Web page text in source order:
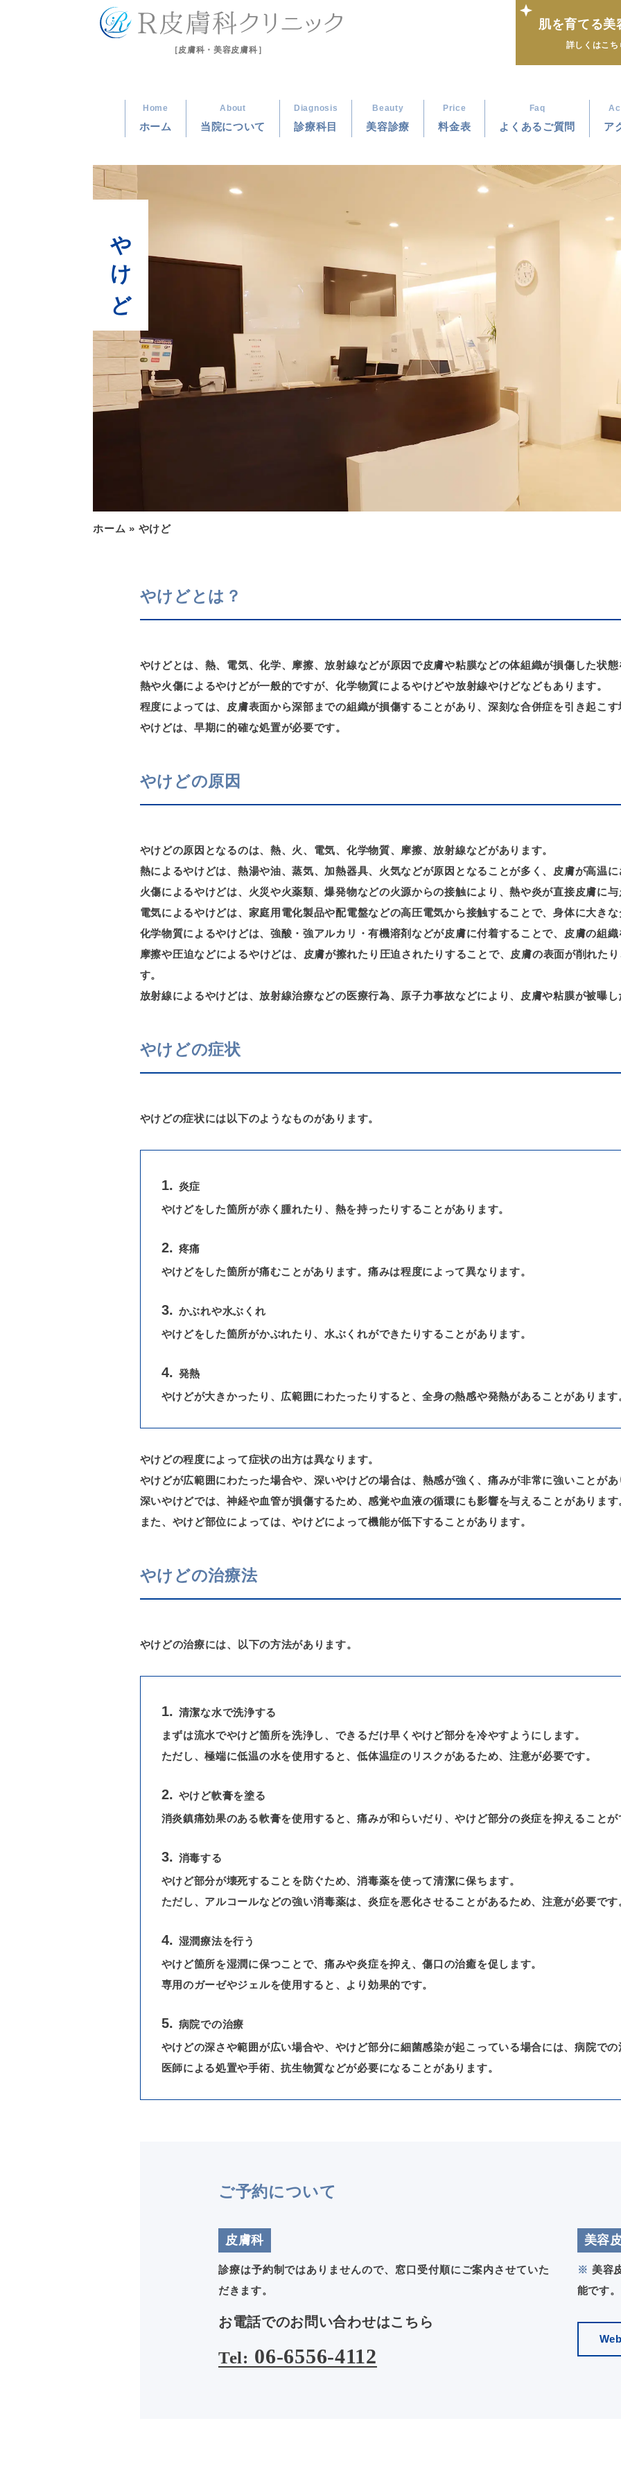
［皮膚科・美容皮膚科］
肌を育てる美
詳しくはこち
Home
ホーム
About
当院について
Diagnosis
診療科目
Beauty
美容診療
Price
料金表
Faq
よくあるご質問 ア
やけど
ホーム » やけど
やけどとは？
やけどとは、熱、電気、化学、摩擦、放射線などが原因で皮膚や粘膜などの体組織が損傷した状態
熱や火傷によるやけどが一般的ですが、化学物質によるやけどや放射線やけどなどもあります。
程度によっては、皮膚表面から深部までの組織が損傷することがあり、深刻な合併症を引き起こす
やけどは、早期に的確な処置が必要です。
やけどの原因
やけどの原因となるのは、熱、火、電気、化学物質、摩擦、放射線などがあります。
熱によるやけどは、熱湯や油、蒸気、加熱器具、火気などが原因となることが多く、皮膚が高温
火傷によるやけどは、火災や火薬類、爆発物などの火源からの接触により、熱や炎が直接皮膚に与
電気によるやけどは、家庭用電化製品や配電盤などの高圧電気から接触することで、身体に大きな
化学物質によるやけどは、強酸・強アルカリ・有機溶剤などが皮膚に付着することで、皮膚の組織
摩擦や圧迫などによるやけどは、皮膚が擦れたり圧迫されたりすることで、皮膚の表面が削れた
す。
放射線によるやけどは、放射線治療などの医療行為、原子力事故などにより、皮膚や粘膜が被曝し
やけどの症状
やけどの症状には以下のようなものがあります。
炎症
やけどをした箇所が赤く腫れたり、熱を持ったりすることがあります。
疼痛
やけどをした箇所が痛むことがあります。痛みは程度によって異なります。
かぶれや水ぶくれ
やけどをした箇所がかぶれたり、水ぶくれができたりすることがあります。
発熱
やけどが大きかったり、広範囲にわたったりすると、全身の熱感や発熱があることがあります
やけどの程度によって症状の出方は異なります。
やけどが広範囲にわたった場合や、深いやけどの場合は、熱感が強く、痛みが非常に強いことがあ
深いやけどでは、神経や血管が損傷するため、感覚や血液の循環にも影響を与えることがあります
また、やけど部位によっては、やけどによって機能が低下することがあります。
やけどの治療法
やけどの治療には、以下の方法があります。
清潔な水で洗浄する
まずは流水でやけど箇所を洗浄し、できるだけ早くやけど部分を冷やすようにします。
ただし、極端に低温の水を使用すると、低体温症のリスクがあるため、注意が必要です。
やけど軟膏を塗る
消炎鎮痛効果のある軟膏を使用すると、痛みが和らいだり、やけど部分の炎症を抑えることが
消毒する
やけど部分が壊死することを防ぐため、消毒薬を使って清潔に保ちます。
ただし、アルコールなどの強い消毒薬は、炎症を悪化させることがあるため、注意が必要です
湿潤療法を行う
やけど箇所を湿潤に保つことで、痛みや炎症を抑え、傷口の治癒を促します。
専用のガーゼやジェルを使用すると、より効果的です。
病院での治療
やけどの深さや範囲が広い場合や、やけど部分に細菌感染が起こっている場合には、病院での
医師による処置や手術、抗生物質などが必要になることがあります。
ご予約について
皮膚科
診療は予約制ではありませんので、窓口受付順にご案内させていた
だきます。
お電話でのお問い合わせはこちら
Tel: 06-6556-4112
美容
※ 美容
能です。